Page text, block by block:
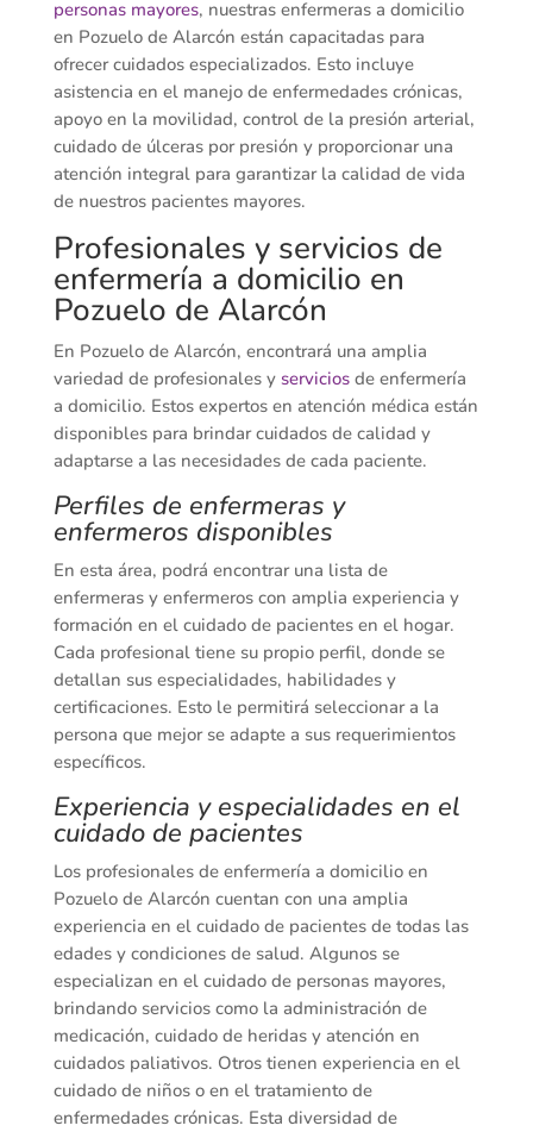
personas mayores, nuestras enfermeras a domicilio
en Pozuelo de Alarcón están capacitadas para
ofrecer cuidados especializados. Esto incluye
asistencia en el manejo de enfermedades crónicas,
apoyo en la movilidad, control de la presión arterial,
cuidado de úlceras por presión y proporcionar una
atención integral para garantizar la calidad de vida
de nuestros pacientes mayores.
Profesionales y servicios de
enfermería a domicilio en
Pozuelo de Alarcón
En Pozuelo de Alarcón, encontrará una amplia
variedad de profesionales y serviciosde enfermería
a domicilio. Estos expertos en atención médica están
disponibles para brindar cuidados de calidad y
adaptarse a las necesidades de cada paciente.
Perfiles de enfermeras y
enfermeros disponibles
En esta área, podrá encontrar una lista de
enfermeras y enfermeros con amplia experiencia y
formación en el cuidado de pacientes en el hogar.
Cada profesional tiene su propio perfil, donde se
detallan sus especialidades, habilidades y
certificaciones. Esto le permitirá seleccionar a la
persona que mejor se adapte a sus requerimientos
específicos.
Experiencia y especialidades en el
cuidado de pacientes
Los profesionales de enfermería a domicilio en
Pozuelo de Alarcón cuentan con una amplia
experiencia en el cuidado de pacientes de todas las
edades y condiciones de salud. Algunos se
especializan en el cuidado de personas mayores,
brindando servicios como la administración de
medicación, cuidado de heridas y atención en
cuidados paliativos. Otros tienen experiencia en el
cuidado de niños o en el tratamiento de
enfermedades crónicas. Esta diversidad de